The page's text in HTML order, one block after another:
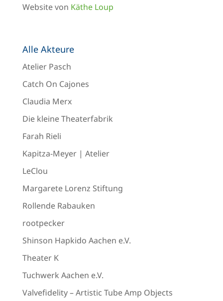
Website von Käthe Loup
Alle Akteure
Atelier Pasch
Catch On Cajones
Claudia Merx
Die kleine Theaterfabrik
Farah Rieli
Kapitza-Meyer | Atelier
LeClou
Margarete Lorenz Stiftung
Rollende Rabauken
rootpecker
Shinson Hapkido Aachen e.V.
Theater K
Tuchwerk Aachen e.V.
Valvefidelity – Artistic Tube Amp Objects